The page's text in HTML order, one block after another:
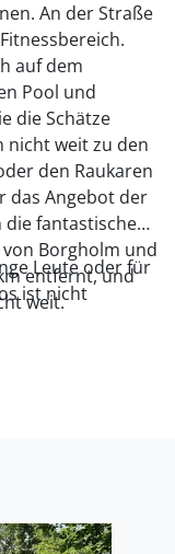
An der Straße
auf dem
Pool und
die Schätze
nicht weit zu den
den Raukaren
das Angebot der
die fantastischen
Borgholm und
entfernt, und
weit.
Leute oder für
ist nicht